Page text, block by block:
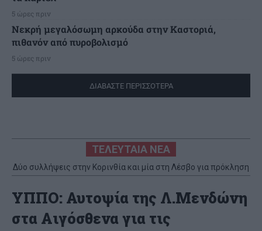
5 ώρες πριν
Νεκρή μεγαλόσωμη αρκούδα στην Καστοριά,
πιθανόν από πυροβολισμό
5 ώρες πριν
ΔΙΑΒΑΣΤΕ ΠΕΡΙΣΣΟΤΕΡΑ